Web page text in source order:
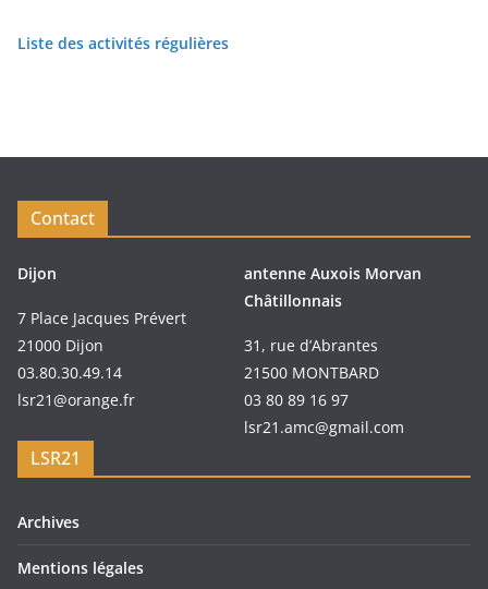
Liste des activités régulières
Contact
Dijon
7 Place Jacques Prévert
21000 Dijon
03.80.30.49.14
lsr21@orange.fr
antenne Auxois Morvan
Châtillonnais
31, rue d’Abrantes
21500 MONTBARD
03 80 89 16 97
lsr21.amc@gmail.com
LSR21
Archives
Mentions légales